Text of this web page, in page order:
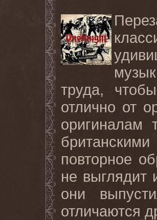
труда,
отлично от
оригиналам
повторное
не выглядит
они
отличаются